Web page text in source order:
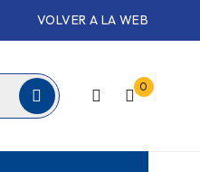
VOLVER A LA WEB
0